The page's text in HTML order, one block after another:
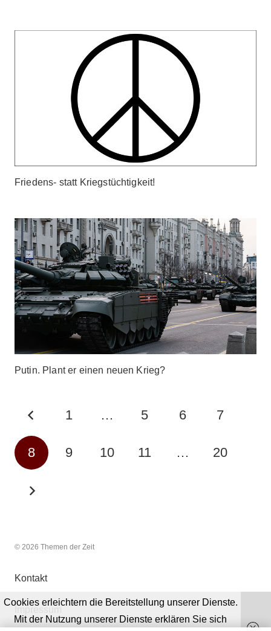
Friedens- statt Kriegstüchtigkeit!
Putin. Plant er einen neuen Krieg?
1 … 5 6 7
8 9 10 11 … 20
© 2026 Themen der Zeit
Kontakt
Cookies erleichtern die Bereitstellung unserer Dienste.
Mit der Nutzung unserer Dienste erklären Sie sich